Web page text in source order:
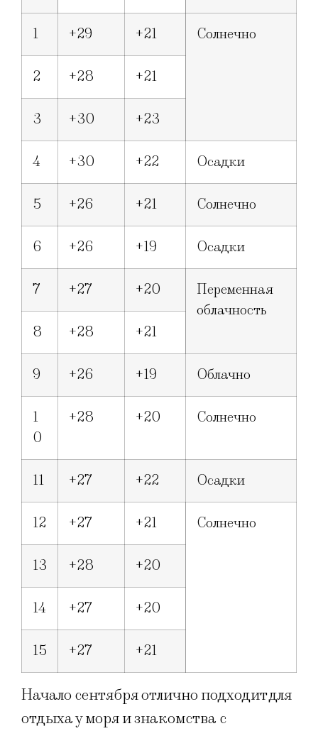
1 +29 +21 Солнечно
2 +28 +21
3 +30 +23
4 +30 +22 Осадки
5 +26 +21 Солнечно
6 +26 +19 Осадки
7 +27 +20
Переменная
облачность
8
+28 +21
9 +26 +19 Облачно
1
0
+28 +20 Солнечно
11 +27 +22 Осадки
12 +27 +21 Солнечно
13 +28 +20
14 +27 +20
15 +27 +21
Начало сентября отлично подходит для
отдыха у моря и знакомства с